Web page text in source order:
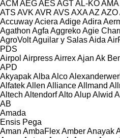
ACM AEGAES AGTAL-KOAMA
ATS AVK AVR AVS AXAAZ AZO
AccuwayAciera AdigeAdira
Agathon Agfa AggrekoAgie
AgroVoltAguilar y SalasAida
PDS
Airpol AirpressAirrexAjan Ak
APD
AkyapakAlba Alco
AlfatekAllen AllianceAllmand
Altech AltendorfAltoAlupAlwid
AB
Amada
Ensis Pega
Aman AmbaFlexAmberAnayak